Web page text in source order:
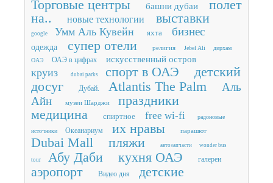
Торговые центры
башни дубаи
полет
на..
новые технологии выставки
google Умм Аль Кувейн яхта бизнес
одежда супер отели религия Jebel Ali
дирхам
ОАЭ
ОАЭ в цифрах искусственный остров
круиз dubai parks спорт в ОАЭ
детский
досуг
Дубай. Atlantis The Palm
Аль
Айн
музеи Шарджи
праздники
медицина
спиртное free wi-fi радоновые
источники Океанариум их нравы парашют
Dubai Mall пляжи автозапчасти wonder bus
tour Абу Даби кухня ОАЭ галереи
аэропорт Видео дня
детские